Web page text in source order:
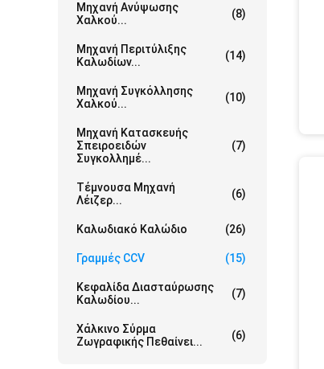
Μηχανή Ανύψωσης
Χαλκού...
(8)
Μηχανή Περιτύλιξης
Καλωδίων...
(14)
Μηχανή Συγκόλλησης
Χαλκού...
(10)
Μηχανή Κατασκευής
Σπειροειδών
Συγκολλημέ...
(7)
Τέμνουσα Μηχανή
Λέιζερ...
(6)
Καλωδιακό Καλώδιο (26)
Γραμμές CCV (15)
Κεφαλίδα Διασταύρωσης
Καλωδίου...
(7)
Χάλκινο Σύρμα
Ζωγραφικής Πεθαίνει...
(6)